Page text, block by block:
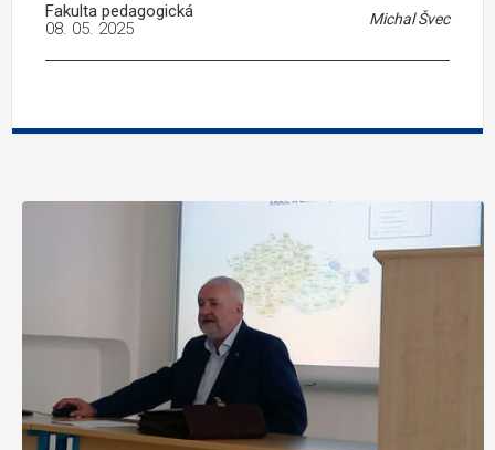
Fakulta pedagogická Michal Švec
08. 05. 2025